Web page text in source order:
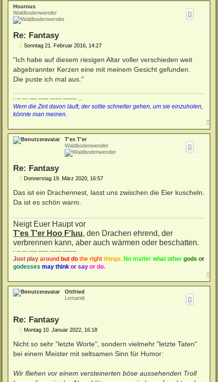
c
Hourous
Waldbodenwender
Re: Fantasy
B
i
t
r
g
Sonntag 21. Februar 2016, 14:27
"Ich habe auf diesem riesigen Altar voller verschieden weit
abgebrannter Kerzen eine mit meinem Gesicht gefunden.
Die puste ich mal aus."
- -- --- ---- ----- ------ ------- ...
Wem die Zeit davon läuft, der sollte schneller gehen, um sie einzuholen,
könnte man meinen.
a
c
T'es T'er
Waldbodenwender
Re: Fantasy
B
i
t
Donnerstag 19. März 2020, 16:57
Das ist ein Drachennest, lasst uns zwischen die Eier kuscheln.
Da ist es schön warm.
Neigt Euer Haupt vor
T'es T'er Hoo F'luu, den Drachen ehrend, der
verbrennen kann, aber auch wärmen oder beschatten.
- -- --- ---- ----- ------ -------
Just play around but do the right things. No matter what other gods or
godesses may think or say or do.
a
c
Ottfried
Lemantit
Re: Fantasy
B
i
t
r
Montag 10. Januar 2022, 16:18
Nicht so sehr "letzte Worte", sondern vielmehr "letzte Taten"
bei einem Meister mit seltsamen Sinn für Humor:
Wir fliehen vor einem versteinerten böse aussehenden Troll